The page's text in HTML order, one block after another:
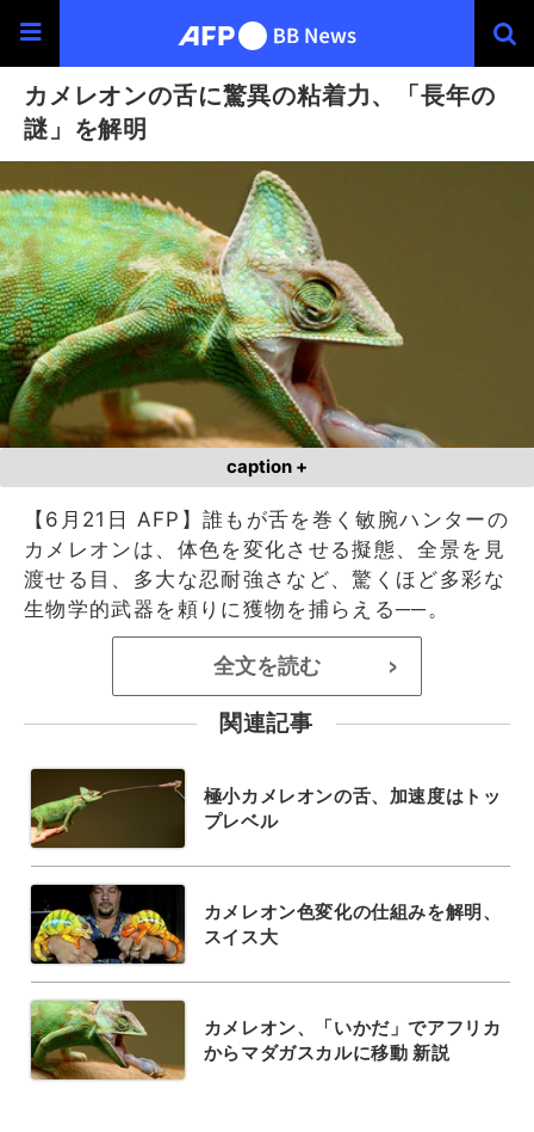
カメレオンの舌に驚異の粘着力、「長年の
謎」を解明
caption +
【6月21日 AFP】誰もが舌を巻く敏腕ハンターの
カメレオンは、体色を変化させる擬態、全景を見
渡せる目、多大な忍耐強さなど、驚くほど多彩な
生物学的武器を頼りに獲物を捕らえる──。
全文を読む >
関連記事
極小カメレオンの舌、加速度はトッ
プレベル
カメレオン色変化の仕組みを解明、
スイス大
カメレオン、「いかだ」でアフリカ
からマダガスカルに移動 新説